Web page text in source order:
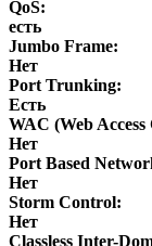
QoS:
есть
Jumbo Frame:
Нет
Port Trunking:
Есть
WAC (Web
Нет
Port Based
Нет
Storm Control:
Нет
Classless Inter-